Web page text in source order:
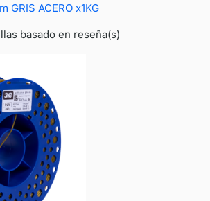
GRIS ACERO x1KG
basado en reseña(s)